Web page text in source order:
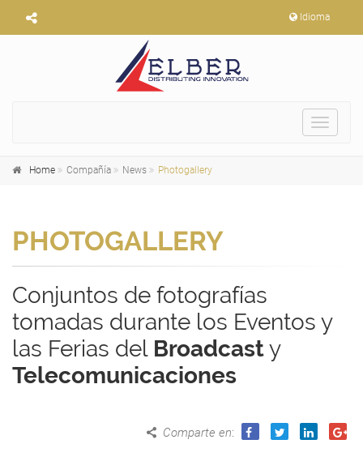
Idioma
Toggle
Home Compañía News Photogallery
PHOTOGALLERY
Conjuntos de fotografías
tomadas durante los Eventos y
las Ferias del Broadcasty
Telecomunicaciones
Comparte en: